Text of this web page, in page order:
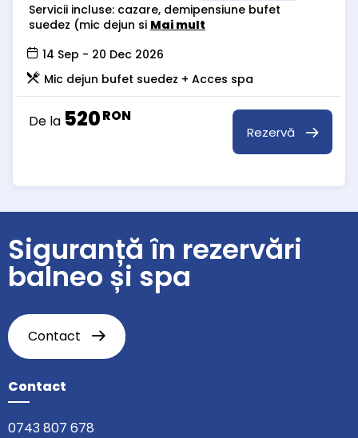
Servicii incluse: cazare, demipensiune bufet
suedez (mic dejun si Mai mult
14 Sep - 20 Dec 2026
Mic dejun bufet suedez + Acces spa
De la 520RON
Rezervă
Siguranță în rezervări
balneo și spa
Contact
Contact
0743 807 678